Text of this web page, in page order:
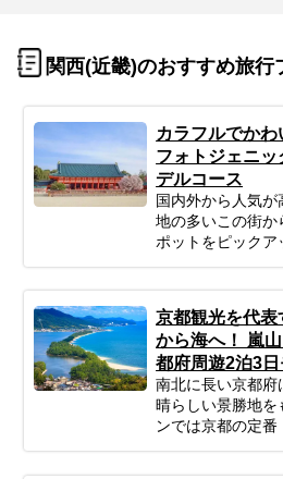
関西(近畿)のおすすめ旅行
カラフルでかわ
フォトジェニ
デルコース
国内外から人気
地の多いこの街か
ポットをピックア
京都観光を代表
から海へ！ 嵐
都府周遊2泊3
南北に長い京都
晴らしい景勝地を
ンでは京都の定番